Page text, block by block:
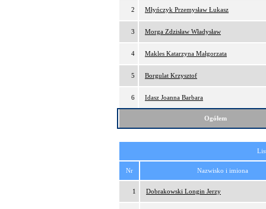
2 Młyńczyk Przemysław Łukasz
3 Morga Zdzisław Władysław
4 Makles Katarzyna Małgorzata
5 Borgulat Krzysztof
6 Idasz Joanna Barbara
Ogółem
Nr Nazwisko i imiona
1 Dobrakowski Longin Jerzy